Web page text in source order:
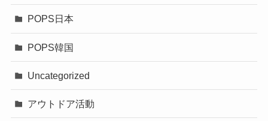
POPS日本
POPS韓国
Uncategorized
アウトドア活動